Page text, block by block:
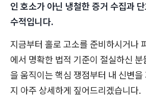
인 호소가 아닌 냉철한 증거 수집과
수적입니다.
지금부터 홀로 고소를 준비하시거나
에서 명확한 법적 기준이 절실하신
을 움직이는 핵심 쟁점부터 내 신변
지 아주 상세하게 짚어드리겠습니다.